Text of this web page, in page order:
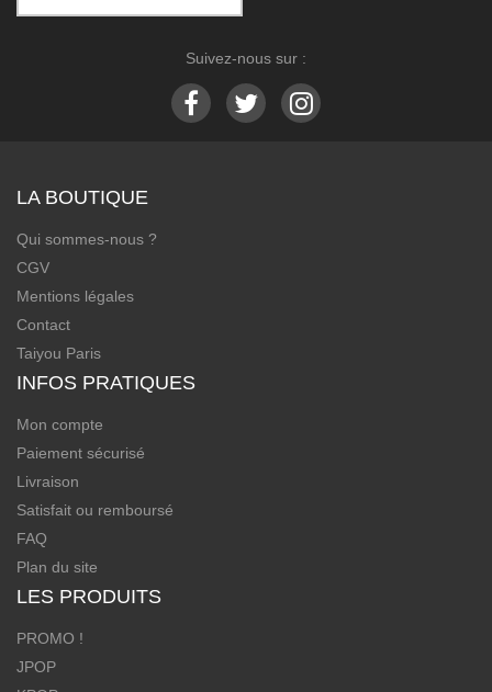
Suivez-nous sur :
LA BOUTIQUE
Qui sommes-nous ?
CGV
Mentions légales
Contact
Taiyou Paris
INFOS PRATIQUES
Mon compte
Paiement sécurisé
Livraison
Satisfait ou remboursé
FAQ
Plan du site
LES PRODUITS
PROMO !
JPOP